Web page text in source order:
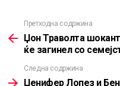
more
Претходна содржина
Џон Траволта
ќе загинел со
Следна содржина
Џенифер Лопез и